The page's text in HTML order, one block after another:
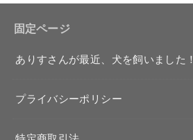
固定ページ
ありすさんが最近、犬を飼いました！
プライバシーポリシー